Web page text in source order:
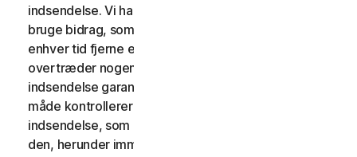
indsendelse. Vi har ingen forpligtelse til at sende og
bruge bidrag, som du måtte indsende, og vi kan frit til
enhver tid fjerne ethvert bidrag, særligt hvis det
overtræder nogen af disse vilkår. Ved at levere en
indsendelse garanterer du, at du ejer eller på anden
måde kontrollerer alle rettighederne til din
indsendelse, som er nødvendige for, at du kan sende
den, herunder immaterielle rettigheder. Du